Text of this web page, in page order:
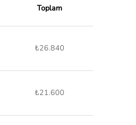
Toplam
₺26.840
₺21.600